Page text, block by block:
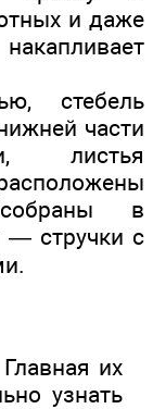
и даже
стебель
части
листья
в
— стручки с
их
узнать